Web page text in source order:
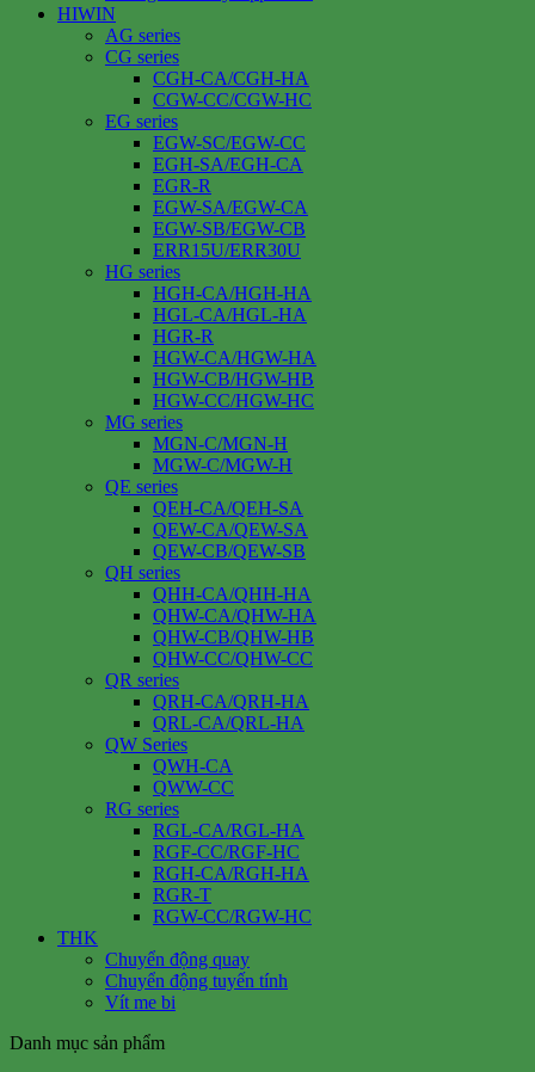
HIWIN
AG series
CG series
CGH-CA/CGH-HA
CGW-CC/CGW-HC
EG series
EGW-SC/EGW-CC
EGH-SA/EGH-CA
EGR-R
EGW-SA/EGW-CA
EGW-SB/EGW-CB
ERR15U/ERR30U
HG series
HGH-CA/HGH-HA
HGL-CA/HGL-HA
HGR-R
HGW-CA/HGW-HA
HGW-CB/HGW-HB
HGW-CC/HGW-HC
MG series
MGN-C/MGN-H
MGW-C/MGW-H
QE series
QEH-CA/QEH-SA
QEW-CA/QEW-SA
QEW-CB/QEW-SB
QH series
QHH-CA/QHH-HA
QHW-CA/QHW-HA
QHW-CB/QHW-HB
QHW-CC/QHW-CC
QR series
QRH-CA/QRH-HA
QRL-CA/QRL-HA
QW Series
QWH-CA
QWW-CC
RG series
RGL-CA/RGL-HA
RGF-CC/RGF-HC
RGH-CA/RGH-HA
RGR-T
RGW-CC/RGW-HC
THK
Chuyển động quay
Chuyển động tuyến tính
Vít me bi
Danh mục sản phẩm